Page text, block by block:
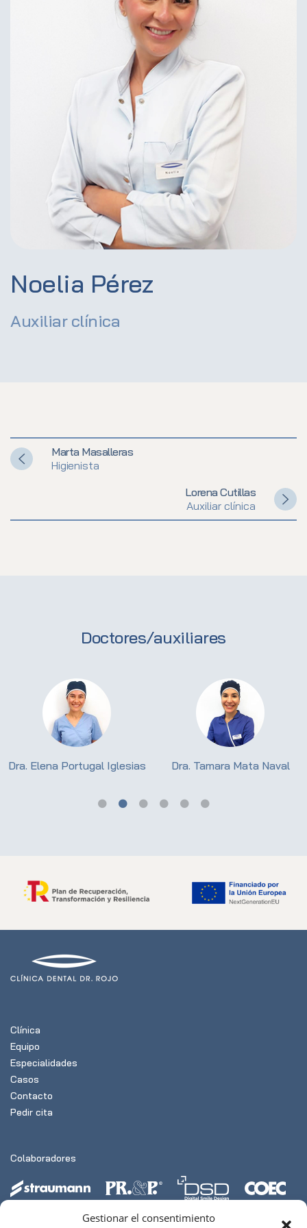
Gestionar el consentimiento
Noelia Pérez
Auxiliar clínica
Marta Masalleras
Higienista
Lorena Cutillas
Auxiliar clínica
Doctores/auxiliares
Dra. Elena Portugal Iglesias Dra. Tamara Mata Naval
Clínica
Equipo
Especialidades
Casos
Contacto
Pedir cita
Colaboradores